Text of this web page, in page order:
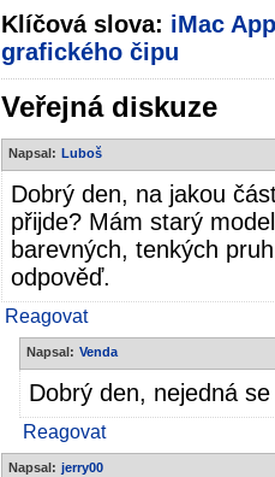
Klíčová slova: iMac
grafického čipu
Veřejná diskuze
Napsal: Luboš
Dobrý den, na jakou
přijde? Mám starý
barevných, tenkých
odpověď.
Reagovat
Napsal: Venda
Dobrý den, nejedná
Reagovat
Napsal: jerry00